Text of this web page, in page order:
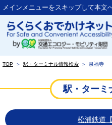
メインメニューをスキップして本文
TOP ＞ 駅・ターミナル情報検索 ＞ 泉福寺
駅・ターミ
松浦鉄道